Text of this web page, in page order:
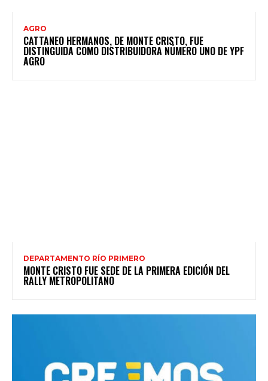
AGRO
CATTANEO HERMANOS, DE MONTE CRISTO, FUE
DISTINGUIDA COMO DISTRIBUIDORA NÚMERO UNO DE YPF
AGRO
DEPARTAMENTO RÍO PRIMERO
MONTE CRISTO FUE SEDE DE LA PRIMERA EDICIÓN DEL
RALLY METROPOLITANO